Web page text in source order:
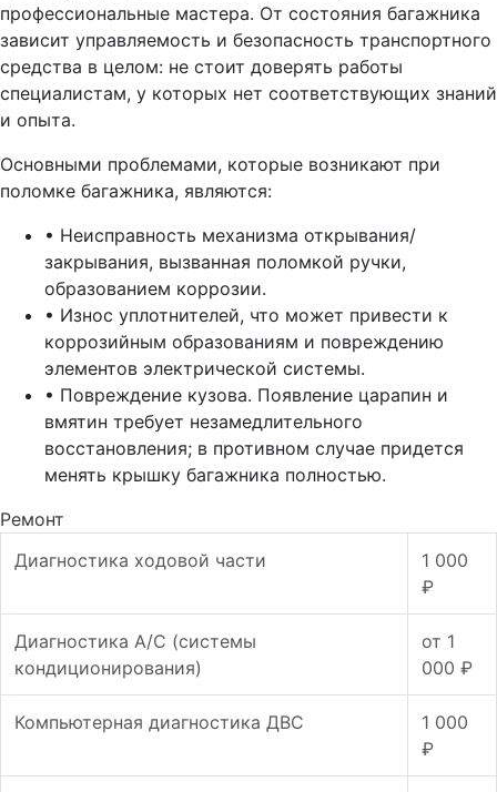
профессиональные мастера. От состояния багажника
зависит управляемость и безопасность транспортного
средства в целом: не стоит доверять работы
специалистам, у которых нет соответствующих знаний
и опыта.
Основными проблемами, которые возникают при
поломке багажника, являются:
• Неисправность механизма открывания/
закрывания, вызванная поломкой ручки,
образованием коррозии.
• Износ уплотнителей, что может привести к
коррозийным образованиям и повреждению
элементов электрической системы.
• Повреждение кузова. Появление царапин и
вмятин требует незамедлительного
восстановления; в противном случае придется
менять крышку багажника полностью.
Ремонт
Диагностика ходовой части
1 000
₽
Диагностика А/С (системы
кондиционирования)
от 1
000 ₽
Компьютерная диагностика ДВС
1 000
₽